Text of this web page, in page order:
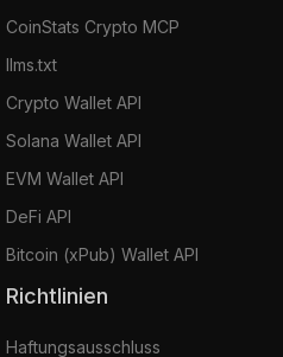
CoinStats Crypto MCP
llms.txt
Crypto Wallet API
Solana Wallet API
EVM Wallet API
DeFi API
Bitcoin (xPub) Wallet API
Richtlinien
Haftungsausschluss